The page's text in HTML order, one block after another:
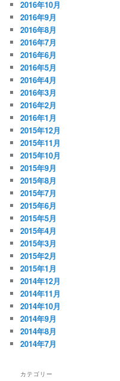
2016年10月
2016年9月
2016年8月
2016年7月
2016年6月
2016年5月
2016年4月
2016年3月
2016年2月
2016年1月
2015年12月
2015年11月
2015年10月
2015年9月
2015年8月
2015年7月
2015年6月
2015年5月
2015年4月
2015年3月
2015年2月
2015年1月
2014年12月
2014年11月
2014年10月
2014年9月
2014年8月
2014年7月
カテゴリー